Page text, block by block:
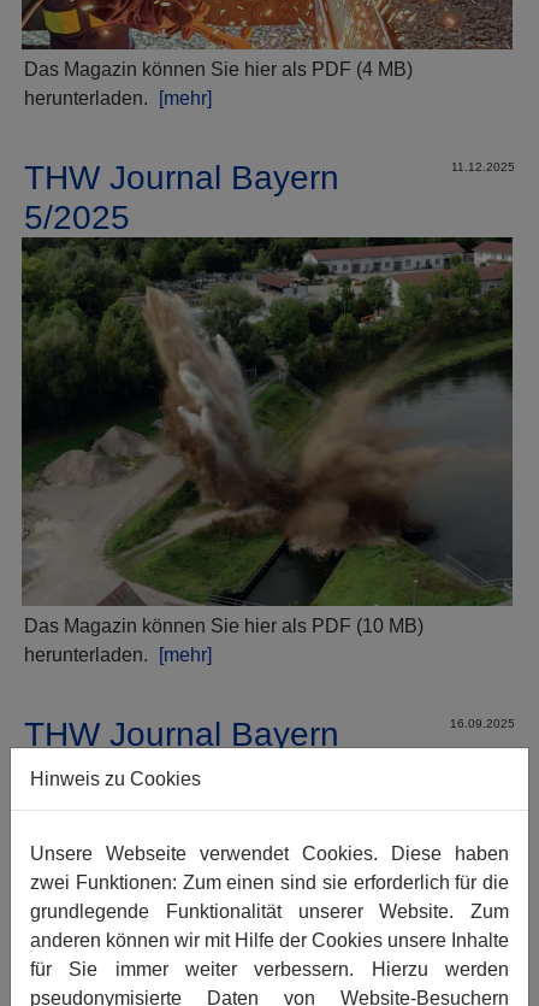
Das Magazin können Sie hier als PDF (4 MB)
herunterladen.
[mehr]
11.12.2025
THW Journal Bayern
5/2025
Das Magazin können Sie hier als PDF (10 MB)
herunterladen.
[mehr]
16.09.2025
THW Journal Bayern
3/2025
Hinweis zu Cookies
Unsere Webseite verwendet Cookies. Diese haben
zwei Funktionen: Zum einen sind sie erforderlich für die
grundlegende Funktionalität unserer Website. Zum
anderen können wir mit Hilfe der Cookies unsere Inhalte
für Sie immer weiter verbessern. Hierzu werden
pseudonymisierte Daten von Website-Besuchern